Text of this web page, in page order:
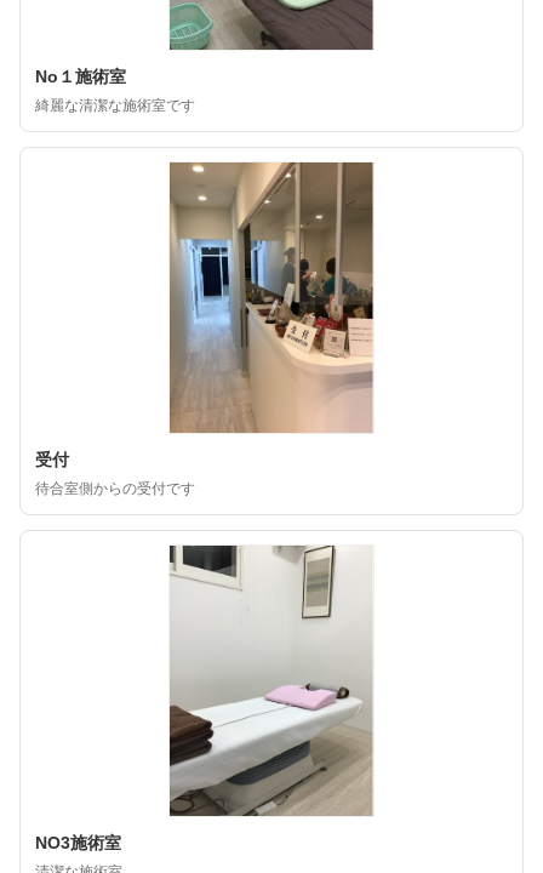
No１施術室
綺麗な清潔な施術室です
受付
待合室側からの受付です
NO3施術室